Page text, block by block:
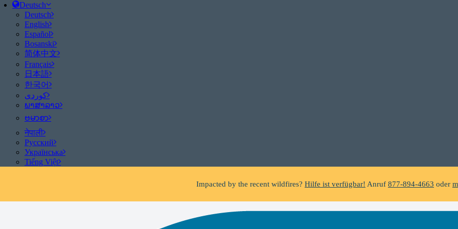
Deutsch
Deutsch
English
Español
Bosanski
简体中文
Français
日本語
한국어
ພາສາລາວ
ဗမာစာ
नेपाली
Русский
Українська
Tiếng Việt
Facing foreclosure?Hilfe ist verfügbar!Anruf 877-894-4663oder
Be aware of scams: WHRC does not make unsolicited phone calls and will never ask clients
If you receive a suspicious call claiming to be from WHRC, please contact us directly